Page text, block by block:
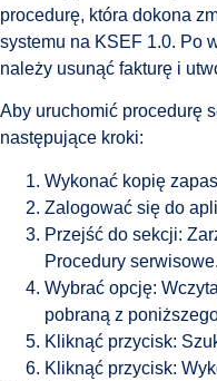
procedurę, która dokona
systemu na KSEF 1.0. Po
należy usunąć fakturę i
Aby uruchomić procedurę
następujące kroki:
Wykonać kopię
Zalogować się do
Przejść do sekcji:
Procedury serwisowe.
Wybrać opcję:
pobraną z
Kliknąć przycisk:
Kliknąć przycisk: